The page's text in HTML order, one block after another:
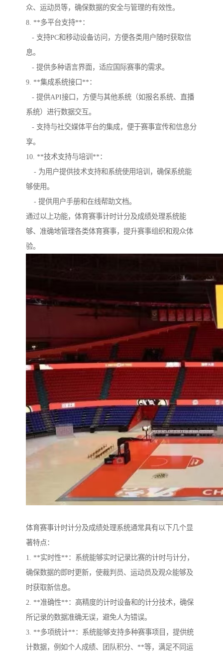
众、运动员等，确保数据的安全与管理的有效性。
8. **多平台支持**：
- 支持PC和移动设备访问，方便各类用户随时获取信
息。
- 提供多种语言界面，适应国际赛事的需求。
9. **集成系统接口**：
- 提供API接口，方便与其他系统（如报名系统、直播
系统）进行数据交互。
- 支持与社交媒体平台的集成，便于赛事宣传和信息分
享。
10. **技术支持与培训**：
- 为用户提供技术支持和系统使用培训，确保系统能
够使用。
- 提供用户手册和在线帮助文档。
通过以上功能，体育赛事计时计分及成绩处理系统能
够、准确地管理各类体育赛事，提升赛事组织和观众体
验。
体育赛事计时计分及成绩处理系统通常具有以下几个显
著特点：
1. **实时性**：系统能够实时记录比赛的计时与计分，
确保数据的即时更新，使裁判员、运动员及观众能够及
时获取新信息。
2. **准确性**：高精度的计时设备和的计分技术，确保
所记录的数据准确无误，避免人为错误。
3. **多项统计**：系统能够支持多种赛事项目，提供统
计数据，例如个人成绩、团队积分、**等，满足不同运